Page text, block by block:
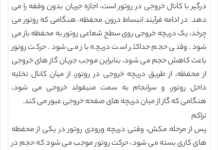
درگیر با کانال خروجی در روتور است، اجازه جریان بدون وقفه را می
دهد. در ادامه فرآیند انبساط درون محفظه، هنگامی که روتور می
چرخد، یک دریچه خروجی روی سطح شعاعی روتور به محفظه باز می
شود. وقتی حجم حداکثر است دریچه باز می شود. حرکت روتور
باعث کاهش حجم می شود، بنابراین موجب جریان گاز های خروجی
از محفظه، از طریق دریچه خروجی در روتور، از میان کانال تخلیه
داخل روتور، و سرانجام به سمت منیفولد خروجی می شود،
هنگامی که گاز از میان دریچه های صفحه خروجی عبور می کند.
تراکم
پس از مرحله مکش، وقتی دریچه ورودی روتور در یکی از محفظه
های کاری بسته می شود، حرکت روتور موجب می شود که حجم در